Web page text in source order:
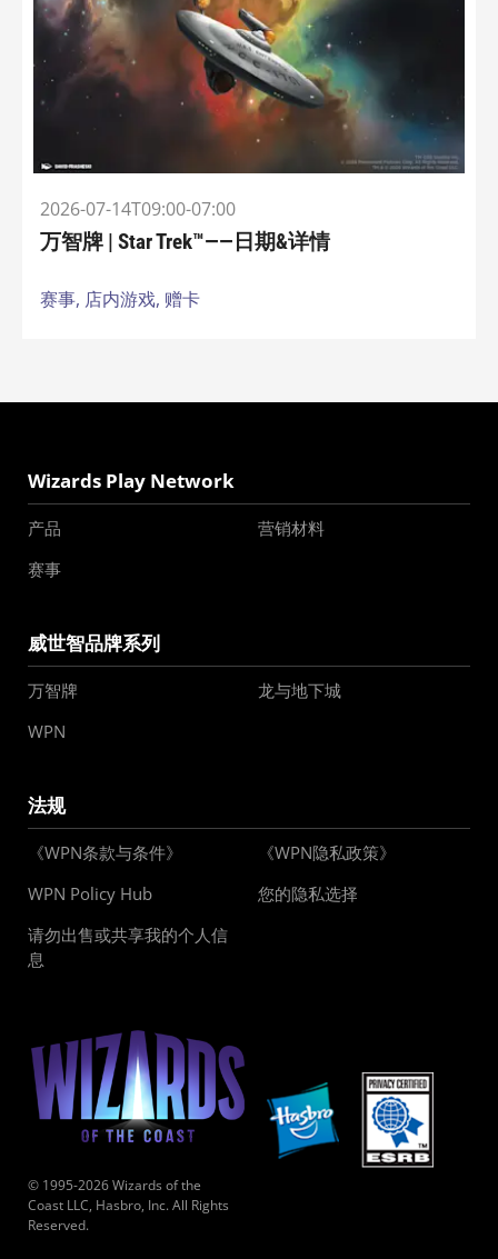
2026-07-14T09:00-07:00
万智牌 | Star Trek™——日期&详情
赛事, 店内游戏, 赠卡
Wizards Play Network
产品
营销材料
赛事
威世智品牌系列
万智牌
龙与地下城
WPN
法规
《WPN条款与条件》
《WPN隐私政策》
WPN Policy Hub
您的隐私选择
请勿出售或共享我的个人信
息
© 1995-2026 Wizards of the
Coast LLC, Hasbro, Inc. All Rights
Reserved.